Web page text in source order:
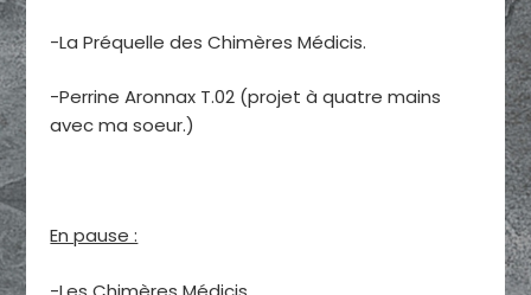
-La Préquelle des Chimères Médicis.
-Perrine Aronnax T.02 (projet à quatre mains
avec ma soeur.)
En pause :